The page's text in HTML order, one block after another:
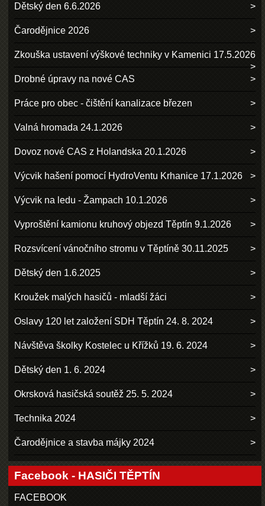
Dětský den 6.6.2026
Čarodějnice 2026
Zkouška ustavení výškové techniky v Kamenici 17.5.2026
Drobné úpravy na nové CAS
Práce pro obec - čištění kanalizace březen
Valná hromada 24.1.2026
Dovoz nové CAS z Holandska 20.1.2026
Výcvik hašení pomocí HydroVentu Krhanice 17.1.2026
Výcvik na ledu - Žampach 10.1.2026
Vyproštění kamionu kruhový objezd Těptín 9.1.2026
Rozsvícení vánočního stromu v Těptíně 30.11.2025
Dětský den 1.6.2025
Kroužek malých hasičů - mladší žáci
Oslavy 120 let založení SDH Těptín 24. 8. 2024
Návštěva školky Kostelec u Křížků 19. 6. 2024
Dětský den 1. 6. 2024
Okrsková hasičská soutěž 25. 5. 2024
Technika 2024
Čarodějnice a stavba májky 2024
Facebook - HASIČI TĚPTÍN
FACEBOOK